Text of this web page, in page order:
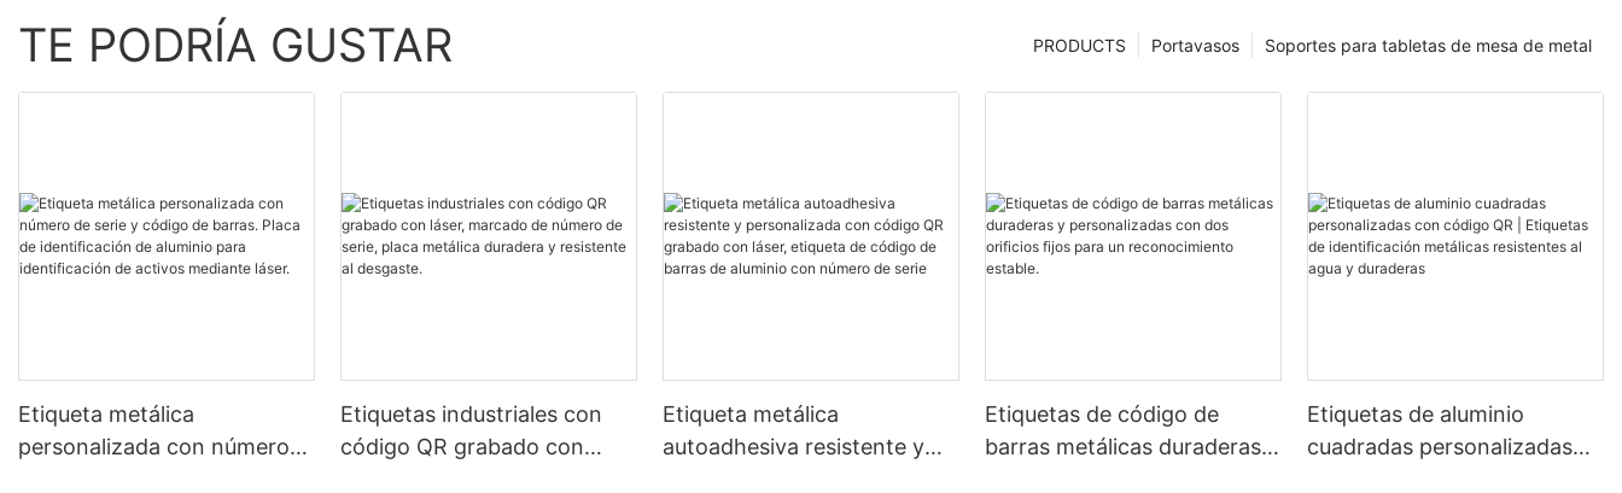
TE PODRÍA GUSTAR Soportes para tabletas de mesa de metal
Portavasos
PRODUCTS
Etiqueta metálica
personalizada con número
Etiquetas industriales con
código QR grabado con
Etiqueta metálica
autoadhesiva resistente y
Etiquetas de código de
barras metálicas duraderas y
Etiquetas de aluminio
cuadradas personalizadas